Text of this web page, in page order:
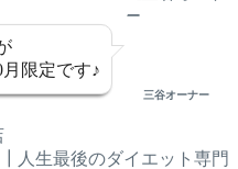
限定です♪
三谷オーナー
人生最後のダイエット専門